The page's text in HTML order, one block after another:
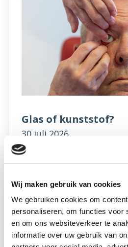
Wij maken gebruik van cookies
We gebruiken cookies om
personaliseren, om functies voor
en om ons websiteverkeer te
informatie over uw gebruik van
Glas of kunststof?
30 juli 2026